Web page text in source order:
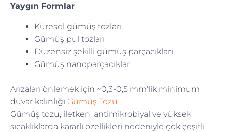
Yaygın Formlar
Küresel gümüş tozları
Gümüş pul tozları
Düzensiz şekilli gümüş parçacıkları
Gümüş nanoparçacıklar
Arızaları önlemek için ~0,3-0,5 mm'lik minimum
duvar kalınlığı Gümüş Tozu
Gümüş tozu, iletken, antimikrobiyal ve yüksek
sıcaklıklarda kararlı özellikleri nedeniyle çok çeşitli